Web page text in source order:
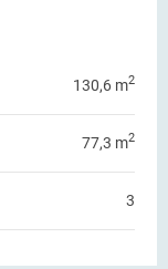
130,6 m2
77,3 m2
3